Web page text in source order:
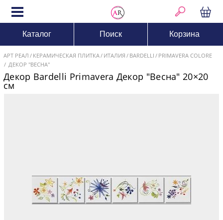
Каталог Поиск Корзина
АРТ РЕАЛ КЕРАМИЧЕСКАЯ ПЛИТКА ИТАЛИЯ BARDELLI
PRIMAVERA COLORE
ДЕКОР "ВЕСНА"
Декор Bardelli Primavera Декор "Весна" 20×20
см